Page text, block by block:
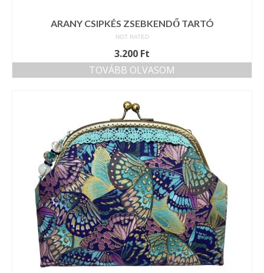
ARANY CSIPKÉS ZSEBKENDŐ TARTÓ
NOT RATED
3.200 Ft
TOVÁBB OLVASOM